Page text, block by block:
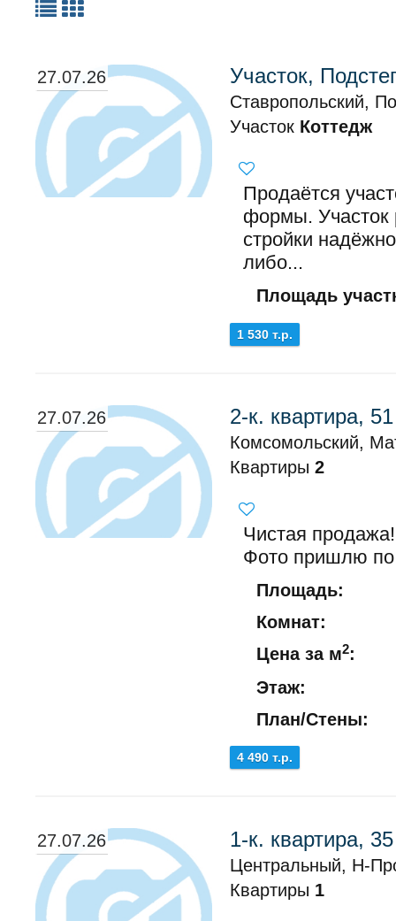
27.07.26 Участок,
Ставропольский,
Участок Коттедж
Продаётся
формы.
стройки
либо...
Площадь
1 530 т.р.
27.07.26 2-к. квартира,
Комсомольский,
Квартиры 2
Чистая
Фото пришлю по
Площадь:
Комнат:
Цена за м2:
Этаж:
План/Стены:
4 490 т.р.
27.07.26 1-к. квартира,
Центральный, Н-
Квартиры 1